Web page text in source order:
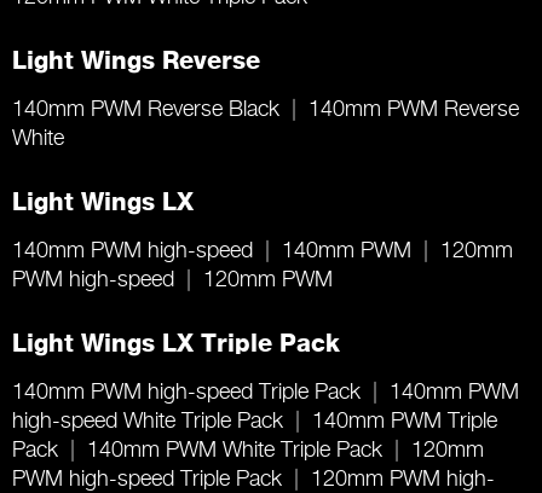
Light Wings Reverse
140mm PWM Reverse Black
140mm PWM Reverse
White
Light Wings LX
140mm PWM high-speed 140mm PWM
120mm
PWM high-speed
120mm PWM
Light Wings LX Triple Pack
140mm PWM high-speed Triple Pack
140mm PWM
high-speed White Triple Pack
140mm PWM Triple
Pack
140mm PWM White Triple Pack
120mm
PWM high-speed Triple Pack
120mm PWM high-